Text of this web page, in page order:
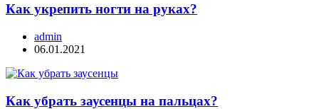
Как укрепить ногти на руках?
admin
06.01.2021
Как убрать заусенцы на пальцах?